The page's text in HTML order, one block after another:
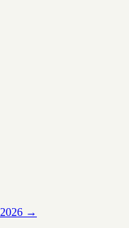
2026 →